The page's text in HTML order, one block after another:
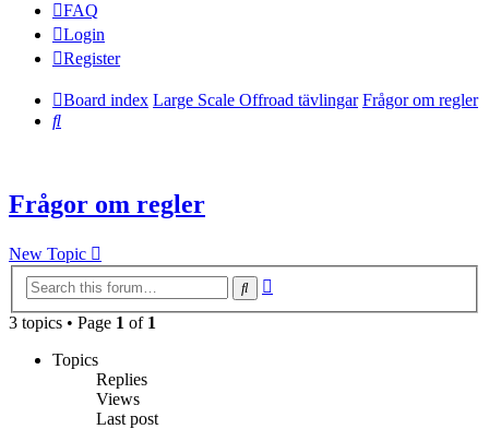
FAQ
Login
Register
Board index Large Scale Offroad tävlingar Frågor om regler
Search
Frågor om regler
New Topic
Search
3 topics • Page 1 of 1
Topics
Replies
Views
Last post